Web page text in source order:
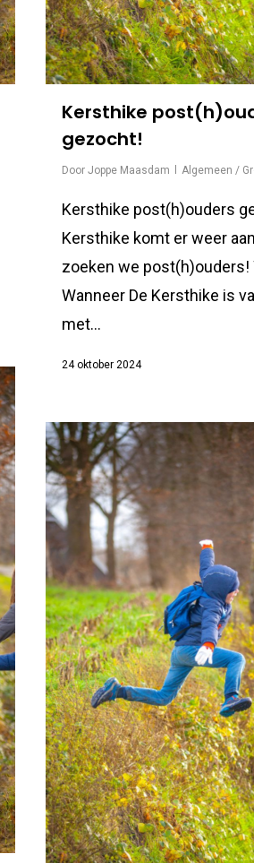
Kersthike
gezocht!
Door Joppe Maasdam Algemeen /
Kersthike post(h)ouders
Kersthike komt er weer
zoeken we post(h)ouders!
Wanneer De Kersthike is
met...
24 oktober 2024